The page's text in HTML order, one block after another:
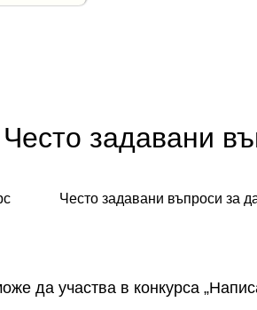
Често задавани
Често задавани въпроси за
да участва в конкурса